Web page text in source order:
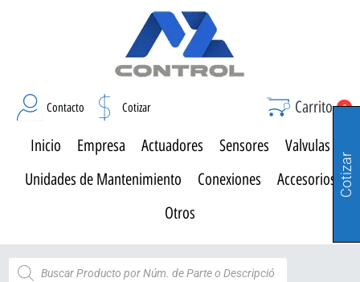
Contacto Cotizar Carrito 0
Inicio Empresa Actuadores Sensores
Valvulas
Unidades de Mantenimiento
Conexiones
Accesorios
Otros
Cotizar